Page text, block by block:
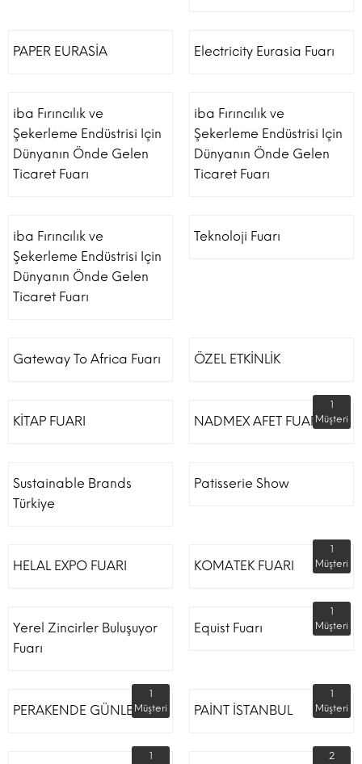
PAPER EURASİA Electricity Eurasia Fuarı
iba Fırıncılık ve
Şekerleme Endüstrisi Için
Dünyanın Önde Gelen
Ticaret Fuarı
iba Fırıncılık ve
Şekerleme Endüstrisi Için
Dünyanın Önde Gelen
Ticaret Fuarı
iba Fırıncılık ve
Şekerleme Endüstrisi Için
Dünyanın Önde Gelen
Ticaret Fuarı
Teknoloji Fuarı
Gateway To Africa Fuarı ÖZEL ETKİNLİK
KİTAP FUARI NADMEX AFET FUARI
1
Müşteri
Sustainable Brands
Türkiye
Patisserie Show
HELAL EXPO FUARI KOMATEK FUARI
1
Müşteri
Yerel Zincirler Buluşuyor
Fuarı
Equist Fuarı
1
Müşteri
PERAKENDE GÜNLERİ
1
Müşteri
PAİNT İSTANBUL
1
Müşteri
1
2